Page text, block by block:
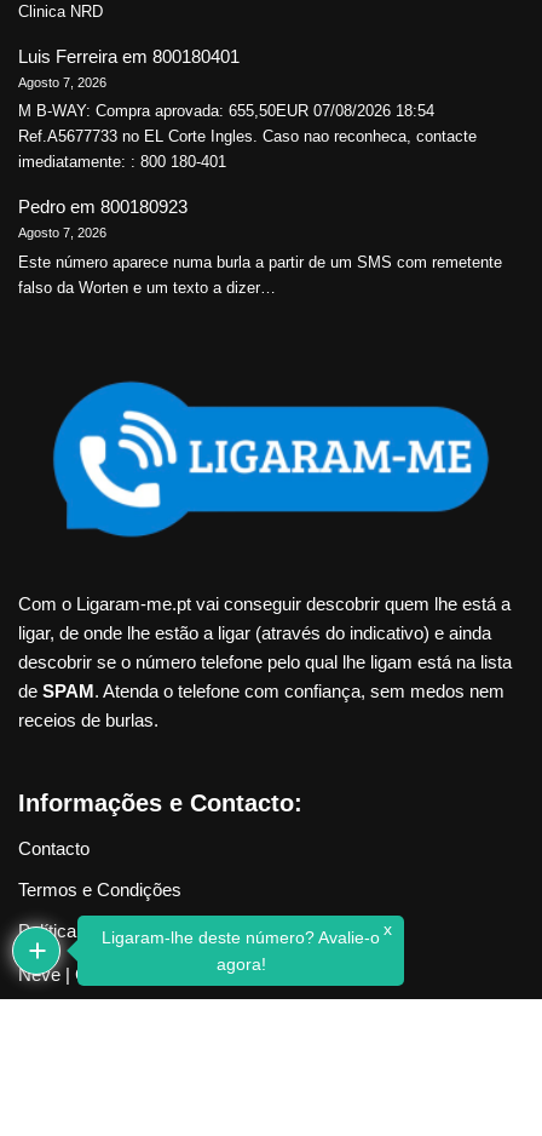
Clinica NRD
Luis Ferreira em 800180401
Agosto 7, 2026
M B-WAY: Compra aprovada: 655,50EUR 07/08/2026 18:54
Ref.A5677733 no EL Corte Ingles. Caso nao reconheca, contacte
imediatamente: : 800 180-401
Pedro em 800180923
Agosto 7, 2026
Este número aparece numa burla a partir de um SMS com remetente
falso da Worten e um texto a dizer…
Com o Ligaram-me.pt vai conseguir descobrir quem lhe está a
ligar, de onde lhe estão a ligar (através do indicativo) e ainda
descobrir se o número telefone pelo qual lhe ligam está na lista
de SPAM. Atenda o telefone com confiança, sem medos nem
receios de burlas.
Informações e Contacto:
Contacto
Termos e Condições
Política de Privacidade
Neve| Criado com WordPress
Ligaram-lhe deste número? Avalie-o
agora!
x